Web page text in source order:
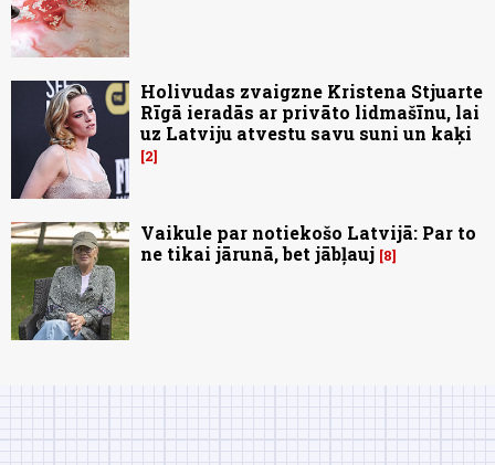
Holivudas zvaigzne Kristena Stjuarte
Rīgā ieradās ar privāto lidmašīnu, lai
uz Latviju atvestu savu suni un kaķi
2
Vaikule par notiekošo Latvijā: Par to
ne tikai jārunā, bet jābļauj 8